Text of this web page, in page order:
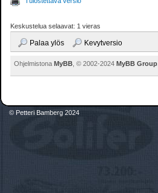
Keskustelua selaavat: 1 vieras
Palaa ylös Kevytversio
OhjelmistonaMyBB , © 2002-2024MyBB Group
© Petteri Bamberg 2024